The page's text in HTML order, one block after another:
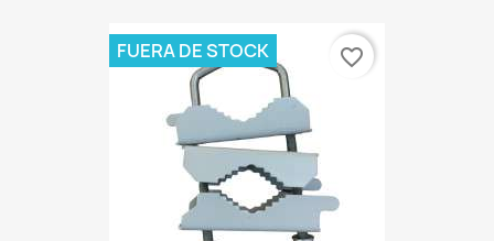
FUERA DE STOCK favorite_border